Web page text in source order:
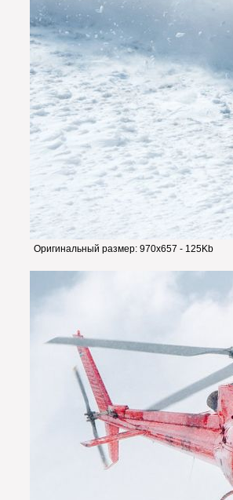
Оригинальный размер: 970x657 - 125Kb